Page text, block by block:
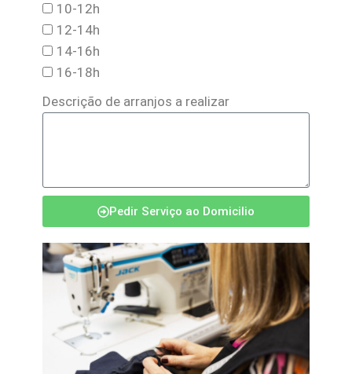
10-12h
12-14h
14-16h
16-18h
Descrição de arranjos a realizar
Pedir Serviço ao Domicilio